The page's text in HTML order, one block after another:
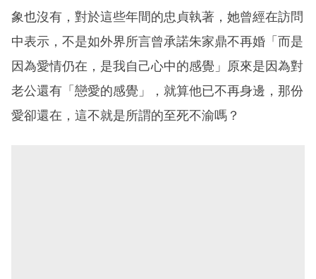
象也沒有，對於這些年間的忠貞執著，她曾經在訪問
中表示，不是如外界所言曾承諾朱家鼎不再婚「而是
因為愛情仍在，是我自己心中的感覺」原來是因為對
老公還有「戀愛的感覺」，就算他已不再身邊，那份
愛卻還在，這不就是所謂的至死不渝嗎？